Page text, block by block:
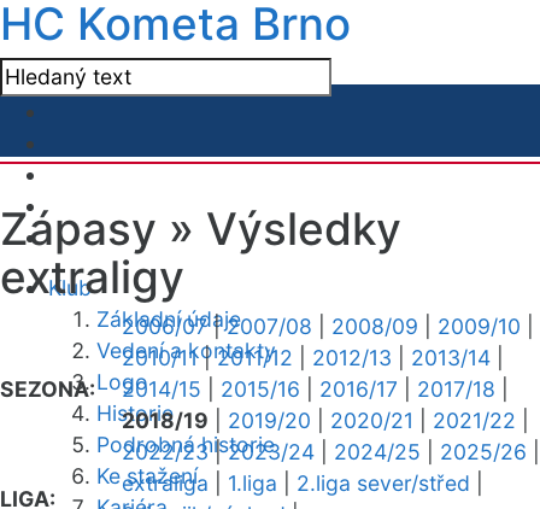
HC Kometa Brno
Klub
Základní údaje
Vedení a kontakty
Logo
Historie
Podrobná historie
Ke stažení
Zápasy » Výsledky
extraligy
SEZONA:
2006/07|2007/08 2008/09 2009/10
2010/11|2011/12 2012/13 2013/14
2014/15
2015/16 2016/17 2017/18
2018/19
2019/20 2020/21 2021/22
2022/23|2023/24 2024/25 2025/26
LIGA:
extraliga 1.liga 2.liga sever/střed